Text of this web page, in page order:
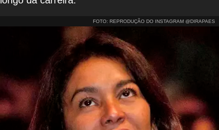
FOTO: REPRODUÇÃO DO INSTAGRAM @DIRAPAES